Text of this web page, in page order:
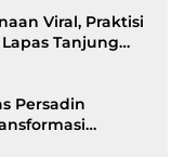
Viral, Praktisi
Tanjung
Persadin
Digital